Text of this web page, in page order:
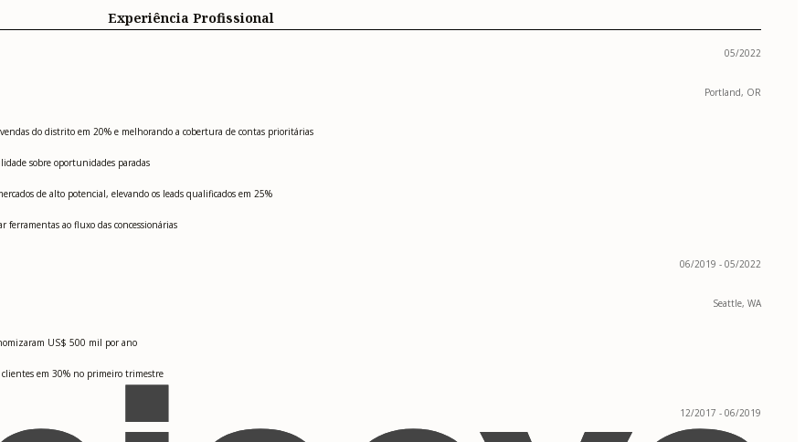
Experiência Profissional
05/2022
Portland, OR
do distrito em 20% e melhorando a cobertura de contas prioritárias
sobre oportunidades paradas
de alto potencial, elevando os leads qualificados em 25%
ao fluxo das concessionárias
06/2019 - 05/2022
Seattle, WA
US$ 500 mil por ano
clientes em 30% no primeiro trimestre
12/2017 - 06/2019